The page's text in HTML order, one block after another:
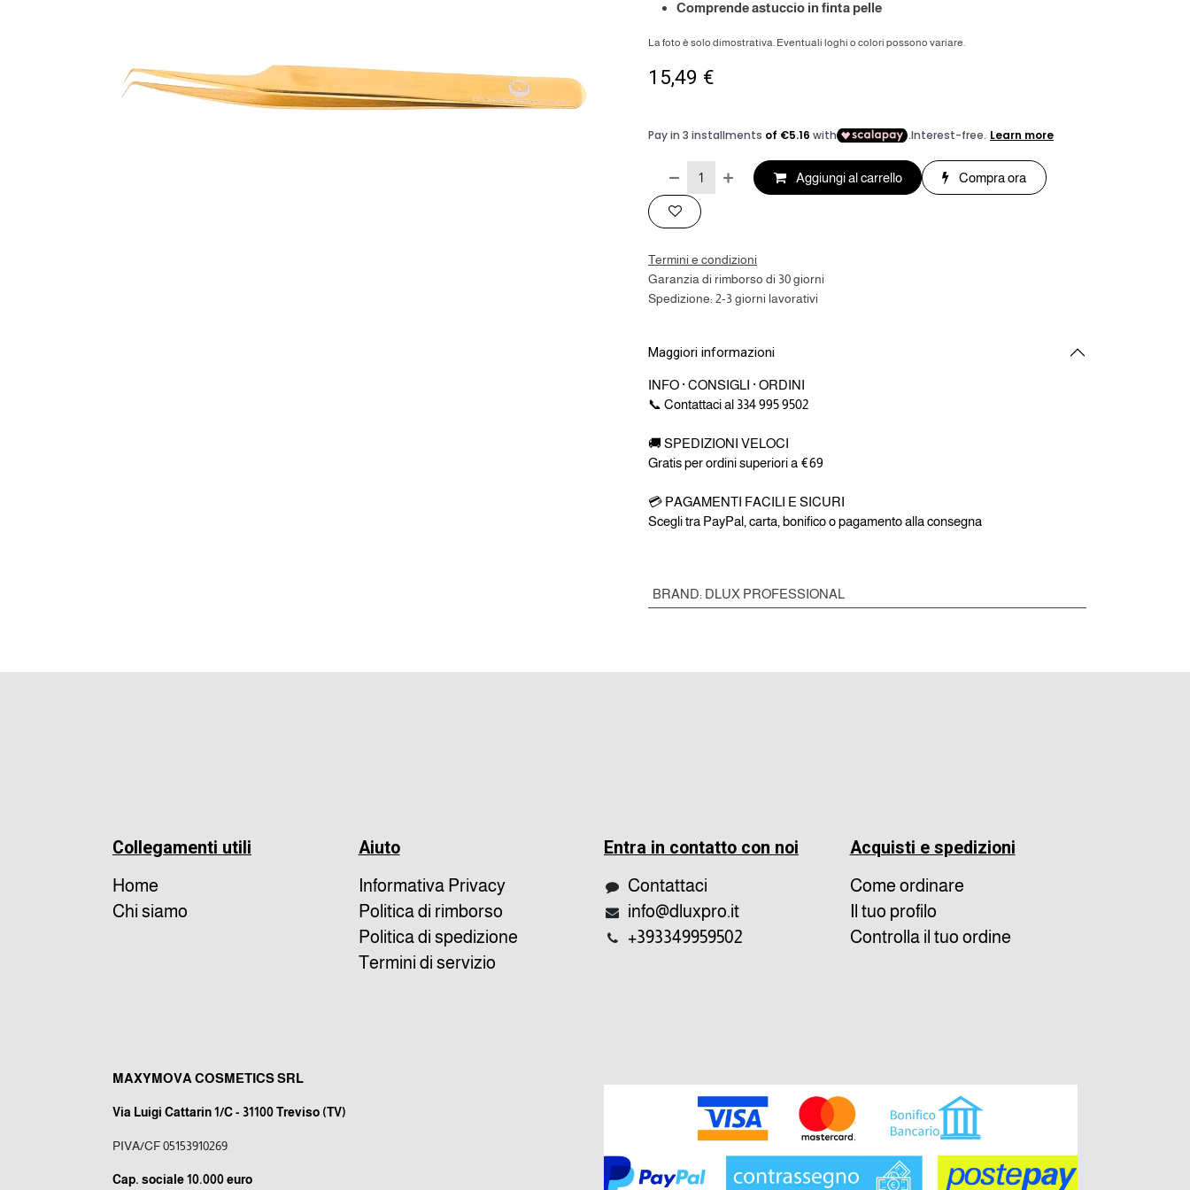
Comprende astuccio in finta pelle
La foto è solo dimostrativa. Eventuali loghi o colori possono variare.
15,49 €
Aggiungi al carrello Compra ora
Termini e condizioni
Garanzia di rimborso di 30 giorni
Spedizione: 2-3 giorni lavorativi
Maggiori informazioni
INFO · CONSIGLI · ORDINI
📞 Contattaci al 334 995 9502
🚚 SPEDIZIONI VELOCI
Gratis per ordini superiori a €69
💳 PAGAMENTI FACILI E SICURI
Scegli tra PayPal, carta, bonifico o pagamento alla consegna
BRAND: DLUX PROFESSIONAL
Collegamenti utili
Home
Chi siamo
Entra in contatto con noi
Contattaci
info@dluxpro.it
+393349959502
Acquisti e spedizioni
Come ordinare
Il tuo profilo
Controlla il tuo ordine
Aiuto
Informativa Privacy
Politica di rimborso
Politica di spedizione
Termini di servizio
MAXYMOVA COSMETICS SRL
Via Luigi Cattarin 1/C - 31100 Treviso (TV)
PIVA/CF 05153910269
Cap. sociale 10.000 euro